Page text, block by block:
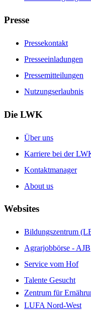
Presse
Pressekontakt
Presseeinladungen
Pressemitteilungen
Nutzungserlaubnis
Die LWK
Über uns
Karriere bei der
Kontaktmanager
About us
Websites
Bildungszentrum
Agrarjobbörse - AJB
Service vom Hof
Talente Gesucht
Zentrum für
LUFA Nord-West